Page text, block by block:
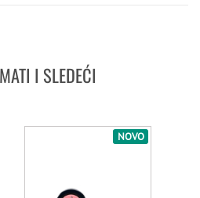
I SLEDEĆI
NOVO